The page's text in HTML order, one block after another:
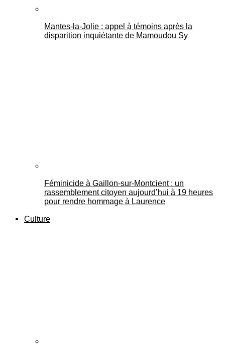
Mantes-la-Jolie : appel à témoins après la
disparition inquiétante de Mamoudou Sy
Féminicide à Gaillon‑sur‑Montcient : un
rassemblement citoyen aujourd’hui à 19 heures
pour rendre hommage à Laurence
Culture